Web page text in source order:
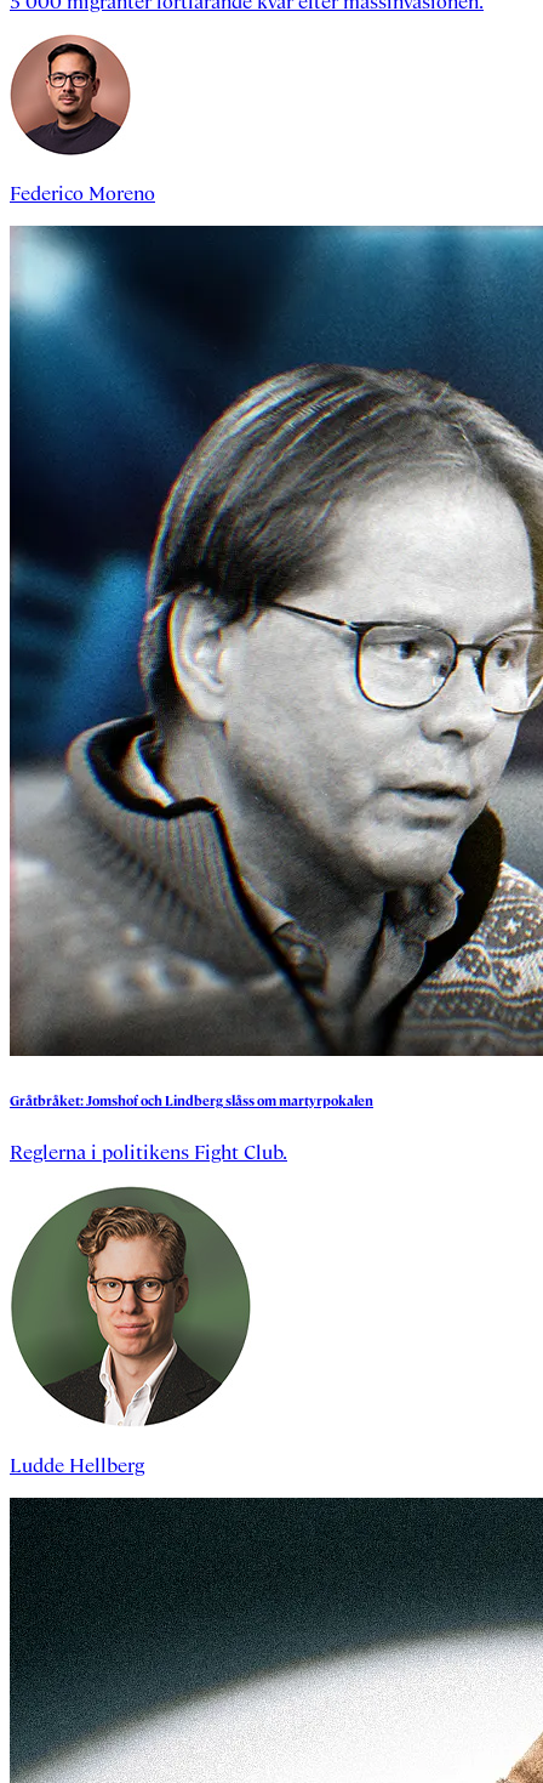
Federico Moreno
Gråtbråket:JomshofochLindbergslåssommartyrpokalen
Reglerna i politikens Fight Club.
Ludde Hellberg